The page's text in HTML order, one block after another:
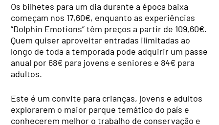
Os bilhetes para um dia durante a época baixa
começam nos 17,60€, enquanto as experiências
“Dolphin Emotions” têm preços a partir de 109,60€.
Quem quiser aproveitar entradas ilimitadas ao
longo de toda a temporada pode adquirir um passe
anual por 68€ para jovens e seniores e 84€ para
adultos.
Este é um convite para crianças, jovens e adultos
explorarem o maior parque temático do país e
conhecerem melhor o trabalho de conservação e